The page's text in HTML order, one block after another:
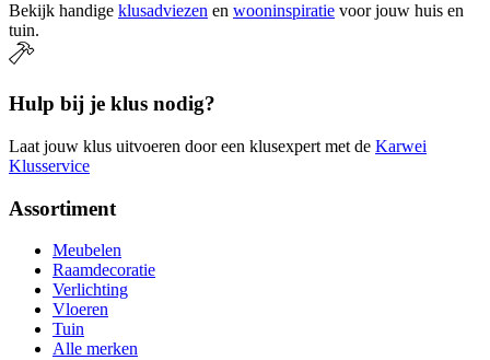
Bekijk handige klusadviezen en wooninspiratie voor jouw huis en
tuin.
Hulp bij je klus nodig?
Laat jouw klus uitvoeren door een klusexpert met de Karwei
Klusservice
Assortiment
Meubelen
Raamdecoratie
Verlichting
Vloeren
Tuin
Alle merken